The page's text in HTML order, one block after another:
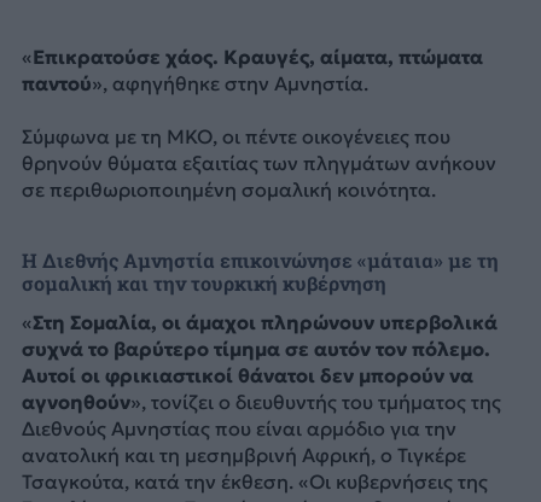
«Επικρατούσε χάος. Κραυγές, αίματα, πτώματα
παντού», αφηγήθηκε στην Αμνηστία.
Σύμφωνα με τη ΜΚΟ, οι πέντε οικογένειες που
θρηνούν θύματα εξαιτίας των πληγμάτων ανήκουν
σε περιθωριοποιημένη σομαλική κοινότητα.
Η Διεθνής Αμνηστία επικοινώνησε «μάταια» με τη
σομαλική και την τουρκική κυβέρνηση
«Στη Σομαλία, οι άμαχοι πληρώνουν υπερβολικά
συχνά το βαρύτερο τίμημα σε αυτόν τον πόλεμο.
Αυτοί οι φρικιαστικοί θάνατοι δεν μπορούν να
αγνοηθούν», τονίζει ο διευθυντής του τμήματος της
Διεθνούς Αμνηστίας που είναι αρμόδιο για την
ανατολική και τη μεσημβρινή Αφρική, ο Τιγκέρε
Τσαγκούτα, κατά την έκθεση. «Οι κυβερνήσεις της